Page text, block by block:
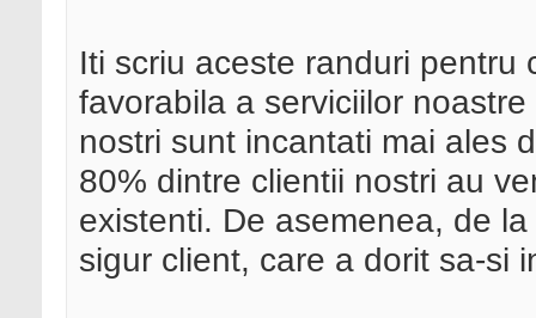
Iti scriu aceste randuri pentru
favorabila a serviciilor
nostri sunt incantati mai ales
80% dintre clientii nostri au
existenti. De asemenea, de
sigur client, care a dorit sa-si